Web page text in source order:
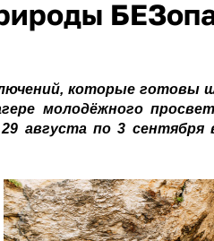
которые готовы
молодёжного
августа по 3 сентября